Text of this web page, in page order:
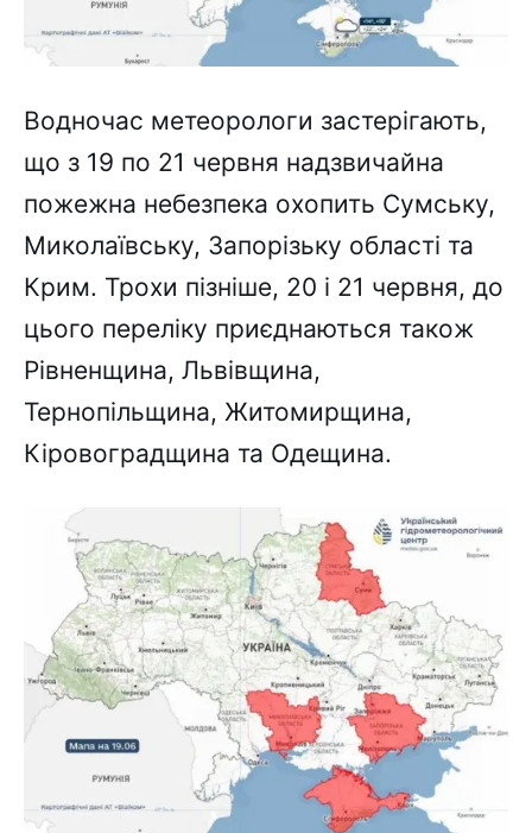
Водночас метеорологи застерігають,
що з 19 по 21 червня надзвичайна
пожежна небезпека охопить Сумську,
Миколаївську, Запорізьку області та
Крим. Трохи пізніше, 20 і 21 червня, до
цього переліку приєднаються також
Рівненщина, Львівщина,
Тернопільщина, Житомирщина,
Кіровоградщина та Одещина.